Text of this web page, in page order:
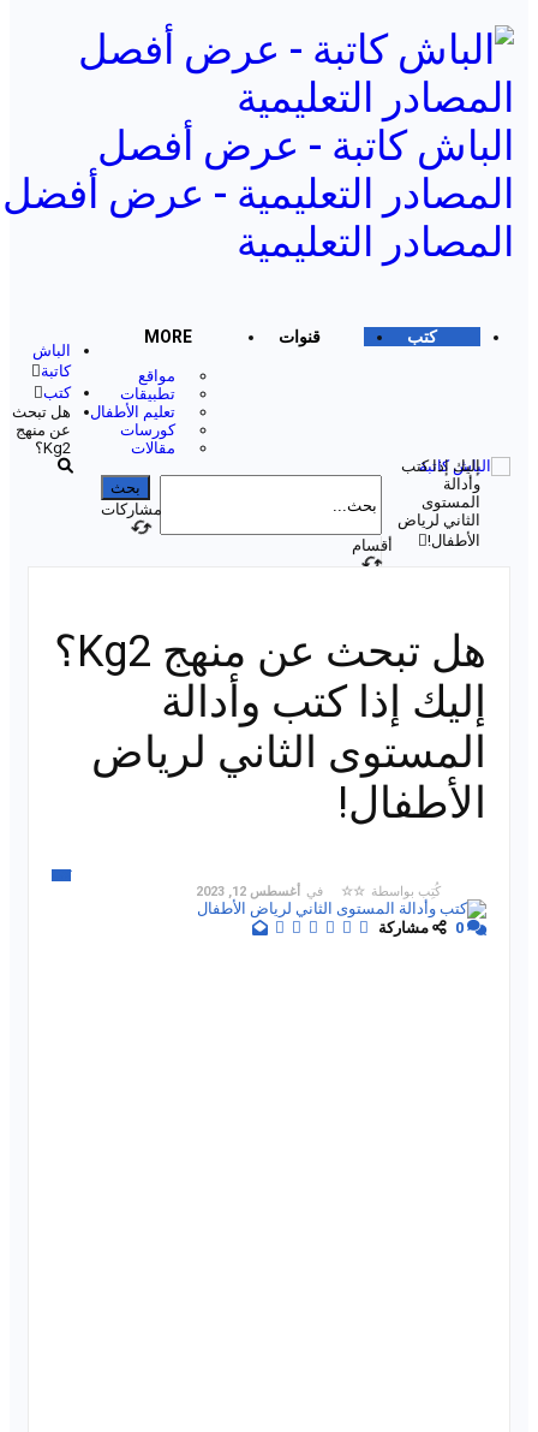
الباش كاتبة - عرض أفصل
المصادر التعليمية - عرض أفضل
المصادر التعليمية
كتب قنوات MORE
مواقع
تطبيقات
تعليم الأطفال
كورسات
مقالات
مشاركات
أقسام
الباش
كاتبة
كتب
هل تبحث
عن منهج
Kg2؟
إليك إذا كتب
وأدالة
المستوى
الثاني لرياض
الأطفال!
هل تبحث عن منهج Kg2؟
إليك إذا كتب وأدالة
المستوى الثاني لرياض
الأطفال!
كتب
كُتِب بواسطة ☆☆ في أغسطس 12, 2023
0 مشاركة